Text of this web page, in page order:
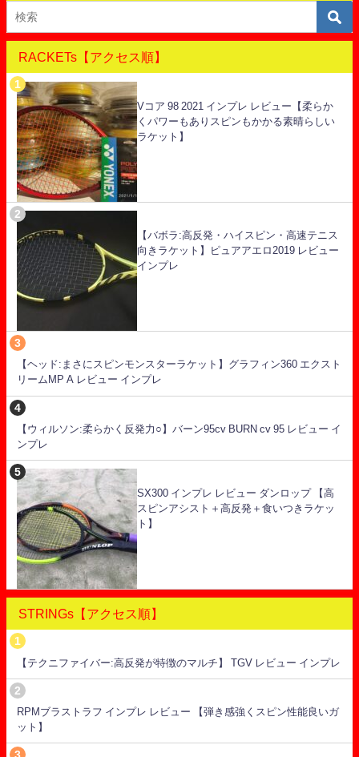
RACKETs【アクセス順】
Vコア 98 2021 インプレ レビュー【柔らか
くパワーもありスピンもかかる素晴らしい
ラケット】
【バボラ:高反発・ハイスピン・高速テニス
向きラケット】ピュアアエロ2019 レビュー
インプレ
【ヘッド:まさにスピンモンスターラケット】グラフィン360 エクスト
リームMP A レビュー インプレ
【ウィルソン:柔らかく反発力○】バーン95cv BURN cv 95 レビュー イ
ンプレ
SX300 インプレ レビュー ダンロップ 【高
スピンアシスト＋高反発＋食いつきラケッ
ト】
STRINGs【アクセス順】
【テクニファイバー:高反発が特徴のマルチ】 TGV レビュー インプレ
RPMブラストラフ インプレ レビュー 【弾き感強くスピン性能良いガ
ット】